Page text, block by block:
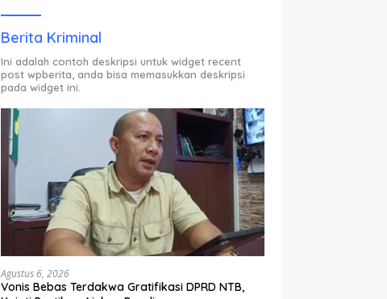
Berita Kriminal
Ini adalah contoh deskripsi untuk widget recent
post wpberita, anda bisa memasukkan deskripsi
pada widget ini.
Agustus 6, 2026
Vonis Bebas Terdakwa Gratifikasi DPRD NTB,